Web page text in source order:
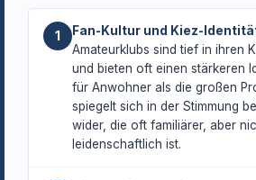
1 Fan-Kultur und Kiez-
Amateurklubs sind tief in ihren
und bieten oft einen stärkeren
für Anwohner als die großen
spiegelt sich in der Stimmung
wider, die oft familiärer, aber
leidenschaftlich ist.